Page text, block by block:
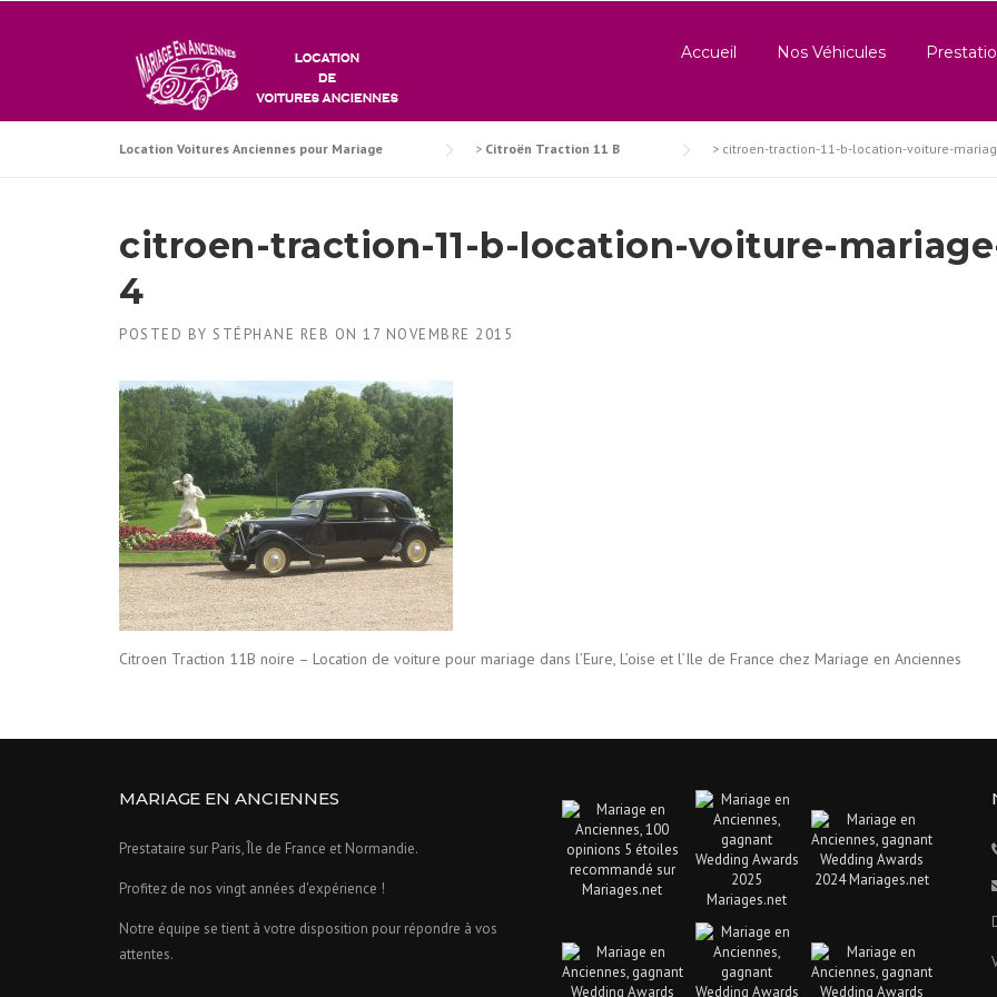
Accueil Nos Véhicules
Location Voitures Anciennes pour Mariage > Citroën Traction 11 B > citroen-traction-11-b-location-voiture-
citroen-traction-11-b-location-voiture-
4
POSTED BY STÉPHANE REB ON 17 NOVEMBRE 2015
Citroen Traction 11B noire – Location de voiture pour mariage dans l’Eure, L’oise et l’Ile de France chez Mariage en Anciennes
MARIAGE EN ANCIENNES
Prestataire sur Paris, Île de France et Normandie.
Profitez de nos vingt années d'expérience !
Notre équipe se tient à votre disposition pour répondre à vos
attentes.